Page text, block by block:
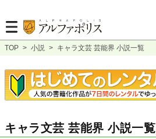
TOP > 小説 > キャラ文芸 芸能界 小説一覧
キャラ文芸 芸能界 小説一覧